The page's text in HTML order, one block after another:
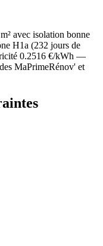
m² avec isolation bonne
H1a (232 jours de
0.2516 €/kWh —
MaPrimeRénov' et